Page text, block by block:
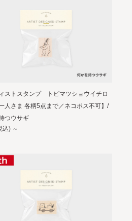
ストスタンプ トビマツショウイチロ
人さま 各柄5点まで／ネコポス不可】/
つウサギ
込) ～